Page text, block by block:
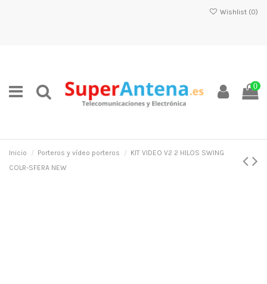
Wishlist (0)
0
Inicio Porteros y vídeo porteros
KIT VIDEO V2 2 HILOS SWING
COLR-SFERA NEW